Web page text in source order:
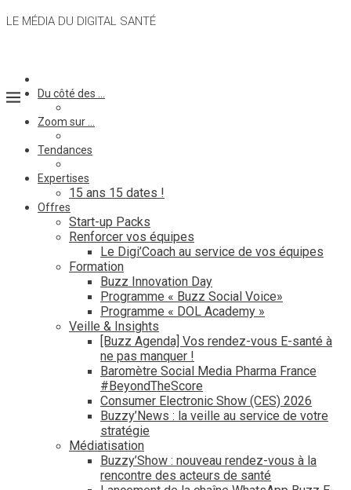
LE MÉDIA DU DIGITAL SANTÉ
Du côté des …
Zoom sur …
Tendances
Expertises
15 ans 15 dates !
Offres
Start-up Packs
Renforcer vos équipes
Le Digi’Coach au service de vos équipes
Formation
Buzz Innovation Day
Programme « Buzz Social Voice»
Programme « DOL Academy »
Veille & Insights
[Buzz Agenda] Vos rendez-vous E-santé à
ne pas manquer !
Baromètre Social Media Pharma France
#BeyondTheScore
Consumer Electronic Show (CES) 2026
Buzzy’News : la veille au service de votre
stratégie
Médiatisation
Buzzy’Show : nouveau rendez-vous à la
rencontre des acteurs de santé